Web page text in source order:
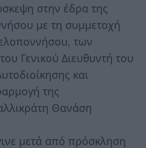
στην έδρα της
με τη συμμετοχή
των
Γενικού Διευθυντή του
και
της
Θανάση
μετά από πρόσκληση